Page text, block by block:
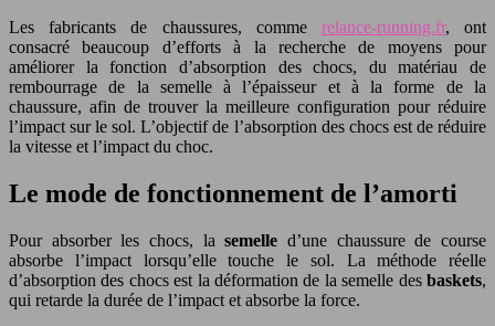
Les fabricants de chaussures, comme relance-running.fr, ont
consacré beaucoup d’efforts à la recherche de moyens pour
améliorer la fonction d’absorption des chocs, du matériau de
rembourrage de la semelle à l’épaisseur et à la forme de la
chaussure, afin de trouver la meilleure configuration pour réduire
l’impact sur le sol. L’objectif de l’absorption des chocs est de réduire
la vitesse et l’impact du choc.
Le mode de fonctionnement de l’amorti
Pour absorber les chocs, lasemelle d’une chaussure de course
absorbe l’impact lorsqu’elle touche le sol. La méthode réelle
d’absorption des chocs est la déformation de la semelle des baskets,
qui retarde la durée de l’impact et absorbe la force.